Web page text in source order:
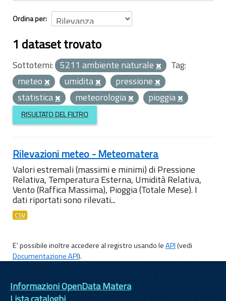
Ordina per
1 dataset trovato
Sottotemi: 5211 ambiente naturale
Tag:
meteo
umidita
pressione
statistica
meteorologia pioggia
RISULTATO DEL FILTRO
Rilevazioni meteo - Meteomatera
Valori estremali (massimi e minimi) di Pressione
Relativa, Temperatura Esterna, Umidità Relativa,
Vento (Raffica Massima), Pioggia (Totale Mese). I
dati riportati sono rilevati...
CSV
E' possibile inoltre accedere al registro usando leAPI(vedi
Documentazione API).
Informazioni OpenData Matera